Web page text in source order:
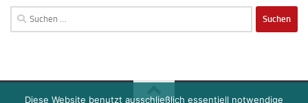
Suchen
nach:
Diese Website benutzt ausschließlich essentiell notwendige